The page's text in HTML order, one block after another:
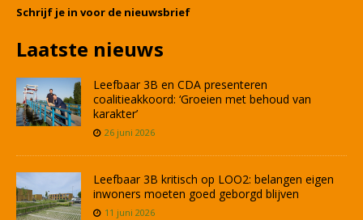
Schrijf je in voor de nieuwsbrief
Laatste nieuws
Leefbaar 3B en CDA presenteren
coalitieakkoord: ‘Groeien met behoud van
karakter’
26 juni 2026
Leefbaar 3B kritisch op LOO2: belangen eigen
inwoners moeten goed geborgd blijven
11 juni 2026